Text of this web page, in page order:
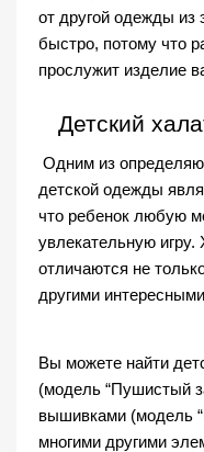
от другой одежды из
быстро, потому что
прослужит изделие
Детский
детской одежды
что ребенок любую
увлекательную игру.
отличаются не
другими
Вы можете найти
(модель “Пушистый
вышивками (модель
многими другими